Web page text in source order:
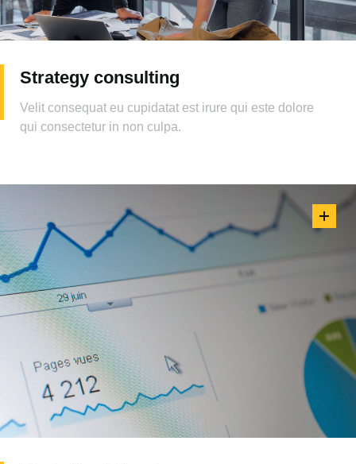
Strategy consulting
Velit consequat eu cupidatat est irure qui este dolore
qui consectetur in non culpa.